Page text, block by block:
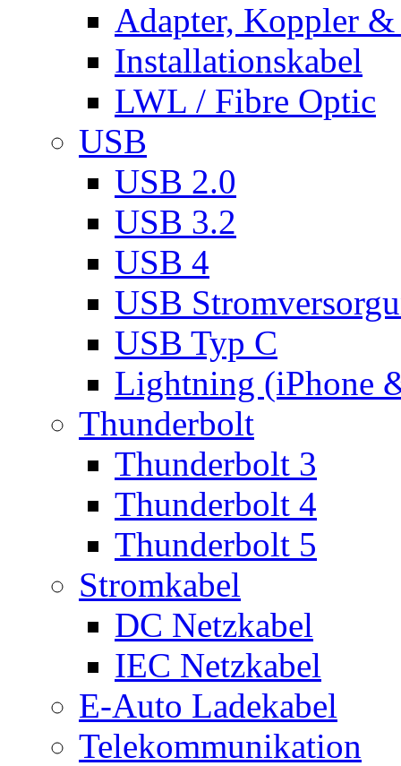
Adapter, Koppler &
Installationskabel
LWL / Fibre Optic
USB
USB 2.0
USB 3.2
USB 4
USB
USB Typ C
Lightning (iPhone
Thunderbolt
Thunderbolt 3
Thunderbolt 4
Thunderbolt 5
Stromkabel
DC Netzkabel
IEC Netzkabel
E-Auto Ladekabel
Telekommunikation